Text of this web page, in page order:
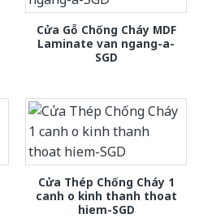
Cửa Gỗ Chống Cháy MDF
Laminate van ngang-a-
SGD
Cửa Thép Chống Cháy 1
canh o kinh thanh thoat
hiem-SGD